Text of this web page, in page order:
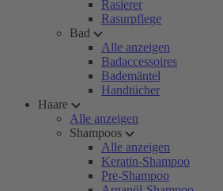
Rasierer
Rasurpflege
Bad
Alle anzeigen
Badaccessoires
Bademäntel
Handtücher
Haare
Alle anzeigen
Shampoos
Alle anzeigen
Keratin-Shampoo
Pre-Shampoo